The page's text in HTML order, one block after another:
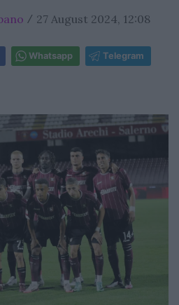
/ 27 August 2024, 12:08
Whatsapp Telegram